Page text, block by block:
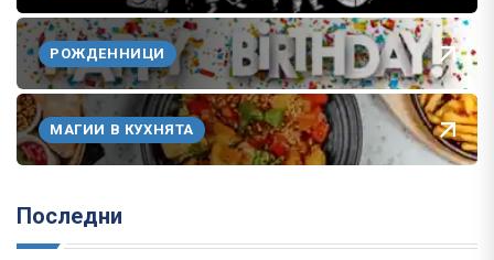
РОЖДЕННИЦИ
МАГИИ В КУХНЯТА
Последни